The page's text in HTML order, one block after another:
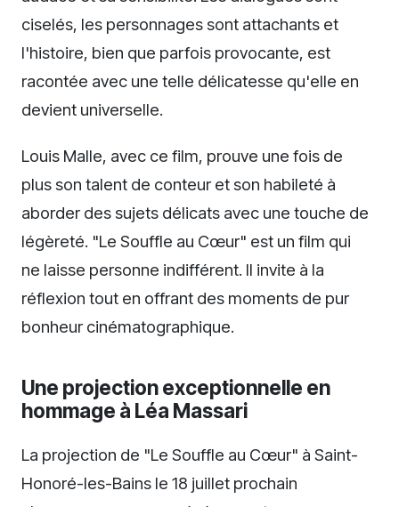
ciselés, les personnages sont attachants et
l'histoire, bien que parfois provocante, est
racontée avec une telle délicatesse qu'elle en
devient universelle.
Louis Malle, avec ce film, prouve une fois de
plus son talent de conteur et son habileté à
aborder des sujets délicats avec une touche de
légèreté. "Le Souffle au Cœur" est un film qui
ne laisse personne indifférent. Il invite à la
réflexion tout en offrant des moments de pur
bonheur cinématographique.
Une projection exceptionnelle en
hommage à Léa Massari
La projection de "Le Souffle au Cœur" à Saint-
Honoré-les-Bains le 18 juillet prochain